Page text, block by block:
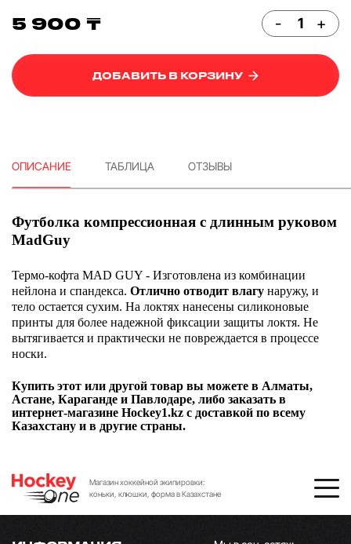
5 900 ₸ - +
ДОБАВИТЬ В КОРЗИНУ
ОПИСАНИЕ ТАБЛИЦА ОТЗЫВЫ
Футболка компрессионная с длинным руковом
MadGuy
Термо-кофта MAD GUY - Изготовлена из комбинации
нейлона и спандекса. Отлично отводит влагу наружу, и
тело остается сухим. На локтях нанесены силиконовые
принты для более надежной фиксации защиты локтя. Не
вытягивается и практически не повреждается в процессе
носки.
Купить этот или другой товар вы можете в Алматы,
Астане, Караганде и Павлодаре, либо заказать в
интернет-магазине Hockey1.kz с доставкой по всему
Казахстану и в другие страны.
Магазин хоккейной экипировки:
коньки, клюшки, форма в Казахстане